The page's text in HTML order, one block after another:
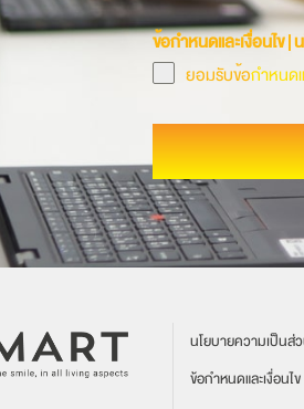
ข้อกำหนดและเงื่อนไข
ยอมรับข้อกำหนด
นโยบายความเป็นส่
ข้อกำหนดและเงื่อนไข